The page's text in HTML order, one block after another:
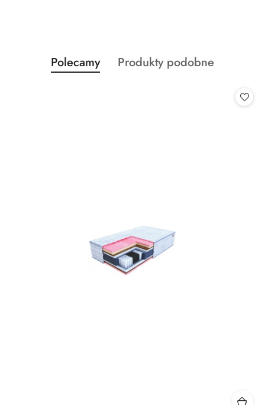
Pomiń karuzelę produktów
Produkty
o
Polecamy
Produkty
Produkty podobne